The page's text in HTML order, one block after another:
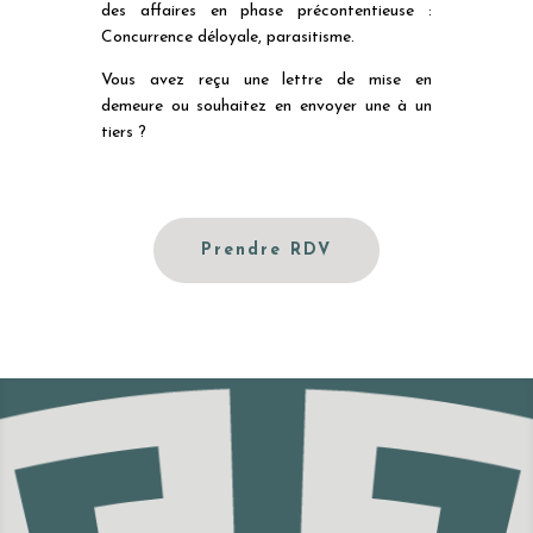
des affaires en phase précontentieuse :
Concurrence déloyale, parasitisme.
Vous avez reçu une lettre de mise en
demeure ou souhaitez en envoyer une à un
tiers ?
Prendre RDV